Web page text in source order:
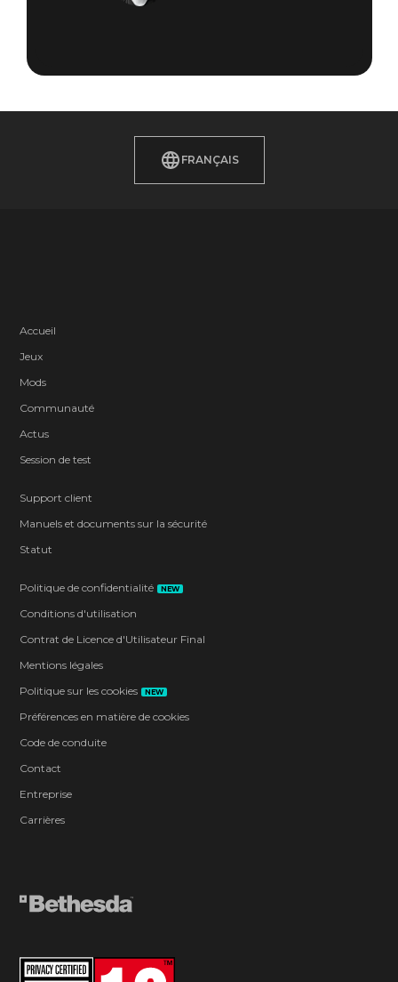
FRANÇAIS
Accueil
Jeux
Mods
Communauté
Actus
Session de test
Support client
Manuels et documents sur la sécurité
Statut
Politique de confidentialité NEW
Conditions d'utilisation
Contrat de Licence d'Utilisateur Final
Mentions légales
Politique sur les cookies
NEW
Préférences en matière de cookies
Code de conduite
Contact
Entreprise
Carrières